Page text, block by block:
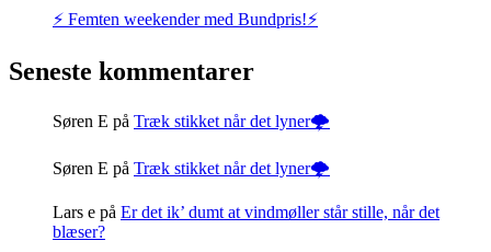
⚡️ Femten weekender med Bundpris!⚡️
Seneste kommentarer
Søren E på Træk stikket når det lyner🌩️
Søren E på Træk stikket når det lyner🌩️
Lars e på Er det ik’ dumt at vindmøller står stille, når det
blæser?